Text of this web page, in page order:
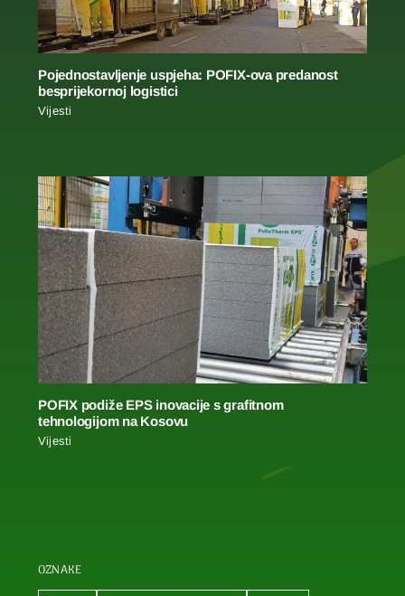
Pojednostavljenje uspjeha: POFIX-ova predanost
besprijekornoj logistici
Vijesti
POFIX podiže EPS inovacije s grafitnom
tehnologijom na Kosovu
Vijesti
OZNAKE